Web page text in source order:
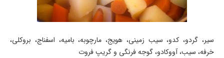
سیر، گردو، کدو، سیب زمینی، هویج، مارچوبه، بامیه، اسفناج، بروکلی،
خرفه، سیب، آووکادو، گوجه فرنگی و گریپ فروت